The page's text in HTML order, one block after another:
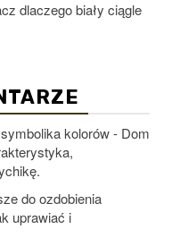
dlaczego biały ciągle
kolorów - Dom
do ozdobienia
uprawiać i